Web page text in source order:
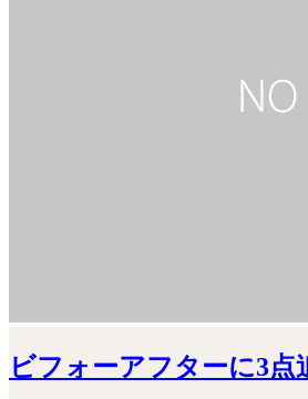
ビフォーアフターに3点